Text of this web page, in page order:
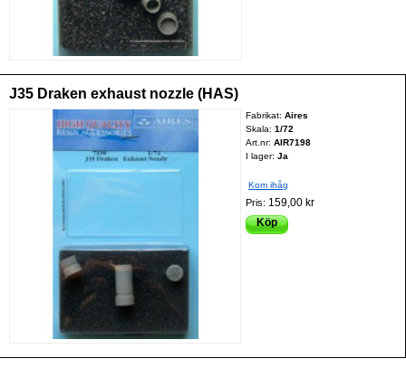
J35 Draken exhaust nozzle (HAS)
Fabrikat:Aires
Skala:1/72
Art.nr:AIR7198
I lager: Ja
Kom ihåg
Pris: 159,00 kr
Köp